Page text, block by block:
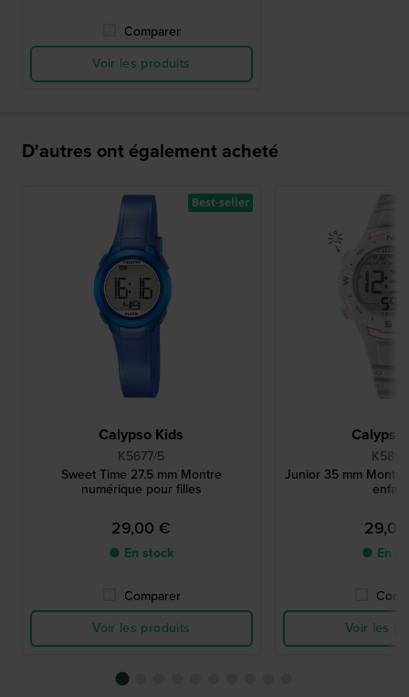
Comparer
Voir les produits
D'autres ont également acheté
Calypso Kids
K5677/5
Sweet Time 27.5 mm Montre
numérique pour filles
29,00 €
● En stock
Comparer
Voir les produits
Best-seller
Calypso
Junior 35 mm
● En
Voir les